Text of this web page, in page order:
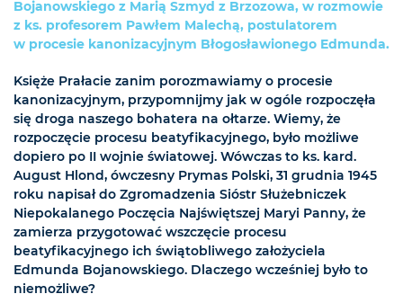
Bojanowskiego z Marią Szmyd z Brzozowa, w rozmowie
z ks. profesorem Pawłem Malechą, postulatorem
w procesie kanonizacyjnym Błogosławionego Edmunda.
Księże Prałacie zanim porozmawiamy o procesie
kanonizacyjnym, przypomnijmy jak w ogóle rozpoczęła
się droga naszego bohatera na ołtarze. Wiemy, że
rozpoczęcie procesu beatyfikacyjnego, było możliwe
dopiero po II wojnie światowej. Wówczas to ks. kard.
August Hlond, ówczesny Prymas Polski, 31 grudnia 1945
roku napisał do Zgromadzenia Sióstr Służebniczek
Niepokalanego Poczęcia Najświętszej Maryi Panny, że
zamierza przygotować wszczęcie procesu
beatyfikacyjnego ich świątobliwego założyciela
Edmunda Bojanowskiego. Dlaczego wcześniej było to
niemożliwe?